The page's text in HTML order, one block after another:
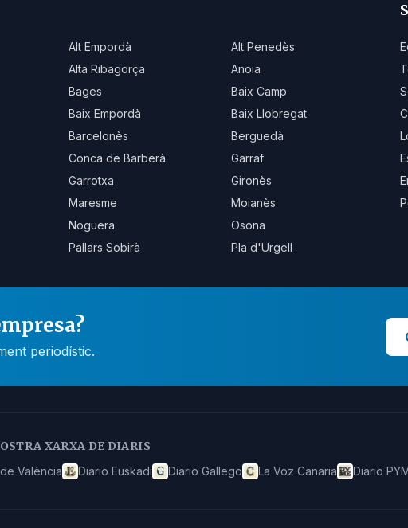
Alt Empordà
Alt Penedès
Alta Ribagorça
Anoia
Bages
Baix Camp
Baix Empordà
Baix Llobregat
Barcelonès
Berguedà
Conca de Barberà
Garraf
Garrotxa
Gironès
Maresme
Moianès
Noguera
Osona
Pallars Sobirà Pla d'Urgell
periodístic.
XARXA DE DIARIS
València Diario Euskadi Diario Gallego La Voz Canaria Diario